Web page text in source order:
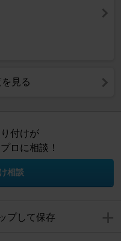
見る
付けが
ロに相談！
相談
プして保存